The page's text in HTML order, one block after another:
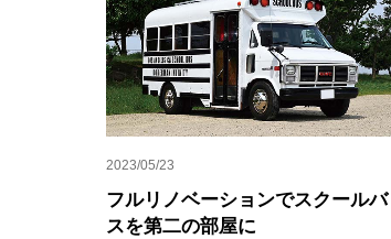
2023/05/23
フルリノベーションでスクールバ
スを第二の部屋に